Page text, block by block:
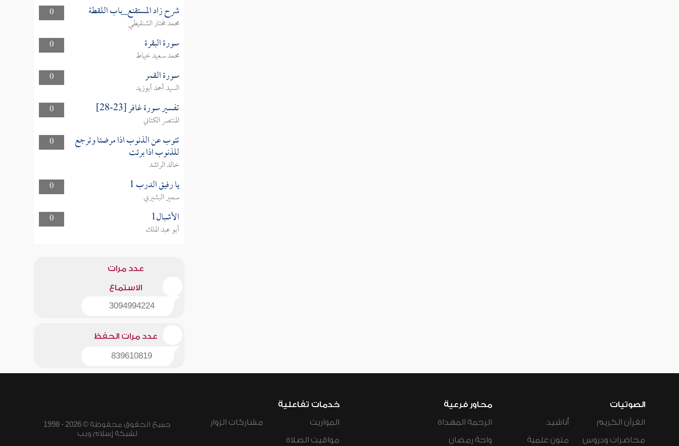
0 شرح زاد المستقنع_باب اللقطة
محمد مختار الشنقيطي
0
سورة البقرة
محمد سعيد خياط
0
سورة القمر
السيد أحمد أبوزيد
0
تفسير سورة غافر [23-28]
المنتصر الكتاني
0
تتوب عن الذنوب اذا مرضتا وترجع
للذنوب اذا برئت
خالد الراشد
0
يا رفيق الدرب 1
سمير البشيري
0
الأشبال1
أبو عبد الملك
عدد مرات
الاستماع
3094994224
عدد مرات الحفظ
839610819
الصوتيات
القرآن الكريم
محاضرات ودروس
أناشيد
متون علمية
محاور فرعية
الرحمة المهداة
واحة رمضان
خدمات تفاعلية
المواريث
مواقيت الصلاة
مشاركات الزوار
جميع الحقوق محفوظة © 2026 - 1998
لشبكة إسلام ويب